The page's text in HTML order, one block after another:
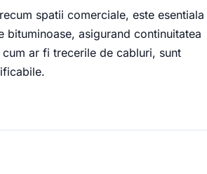
spatii comerciale, este esentiala
asigurand continuitatea
ar fi trecerile de cabluri, sunt